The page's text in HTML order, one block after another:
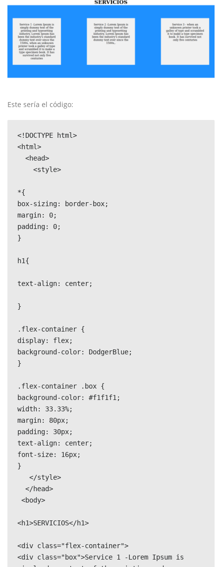
Este sería el código:
<!DOCTYPE html>
<html>
*{
box-sizing: border-box;
margin: 0;
padding: 0;
}
h1{
text-align: center;
}
.flex-container {
display: flex;
background-color: DodgerBlue;
}
.flex-container .box {
background-color: #f1f1f1;
width: 33.33%;
margin: 80px;
padding: 30px;
text-align: center;
font-size: 16px;
}
<h1>SERVICIOS</h1>
<div class="flex-container">
<div class="box">Service 1 -Lorem Ipsum is